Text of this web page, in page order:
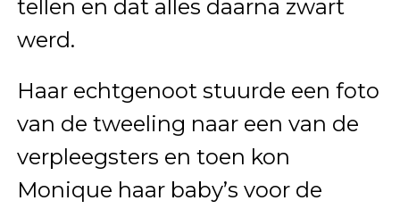
tellen en dat alles daarna zwart
werd.
Haar echtgenoot stuurde een foto
van de tweeling naar een van de
verpleegsters en toen kon
Monique haar baby’s voor de